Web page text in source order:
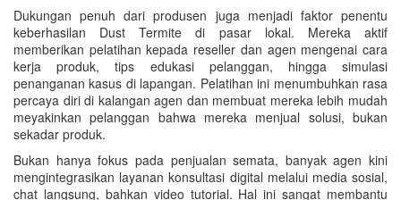
Dukungan penuh dari produsen juga menjadi faktor penentu
keberhasilan Dust Termite di pasar lokal. Mereka aktif
memberikan pelatihan kepada reseller dan agen mengenai cara
kerja produk, tips edukasi pelanggan, hingga simulasi
penanganan kasus di lapangan. Pelatihan ini menumbuhkan rasa
percaya diri di kalangan agen dan membuat mereka lebih mudah
meyakinkan pelanggan bahwa mereka menjual solusi, bukan
sekadar produk.
Bukan hanya fokus pada penjualan semata, banyak agen kini
mengintegrasikan layanan konsultasi digital melalui media sosial,
chat langsung, bahkan video tutorial. Hal ini sangat membantu